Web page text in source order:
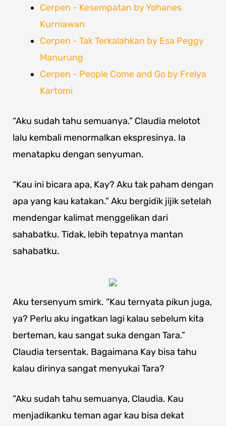
Cerpen - Kesempatan by Yohanes
Kurniawan
Cerpen - Tak Terkalahkan by Esa Peggy
Manurung
Cerpen - People Come and Go by Frelya
Kartomi
“Aku sudah tahu semuanya.” Claudia melotot
lalu kembali menormalkan ekspresinya. Ia
menatapku dengan senyuman.
“Kau ini bicara apa, Kay? Aku tak paham dengan
apa yang kau katakan.” Aku bergidik jijik setelah
mendengar kalimat menggelikan dari
sahabatku. Tidak, lebih tepatnya mantan
sahabatku.
Aku tersenyum smirk. “Kau ternyata pikun juga,
ya? Perlu aku ingatkan lagi kalau sebelum kita
berteman, kau sangat suka dengan Tara.”
Claudia tersentak. Bagaimana Kay bisa tahu
kalau dirinya sangat menyukai Tara?
“Aku sudah tahu semuanya, Claudia. Kau
menjadikanku teman agar kau bisa dekat